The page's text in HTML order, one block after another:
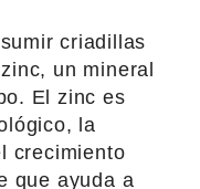
criadillas
un mineral
El zinc es
la
crecimiento
que ayuda a